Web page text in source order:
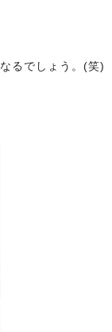
るでしょう。(笑)